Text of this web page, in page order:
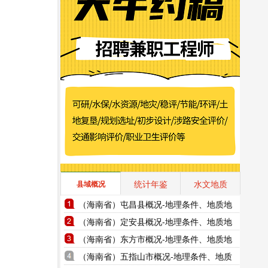
县域概况 统计年鉴
水文地质
（海南省）屯昌县概况-地理条件、地质地
貌、气象水文、地形图水系图
（海南省）定安县概况-地理条件、地质地
貌、气象水文、地形图水系图
（海南省）东方市概况-地理条件、地质地
貌、气象水文、地形图水系图
（海南省）五指山市概况-地理条件、地质